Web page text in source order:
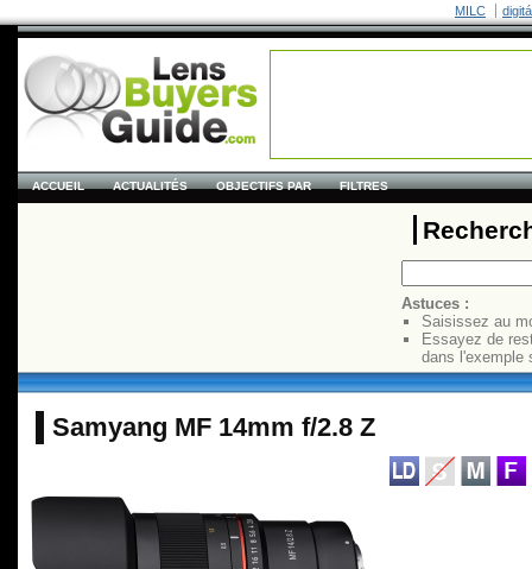
MILC
ACCUEIL ACTUALITÉS OBJECTIFS PAR FILTRES
Astuces :
Saisissez au
Essayez de
dans
Samyang MF 14mm f/2.8 Z